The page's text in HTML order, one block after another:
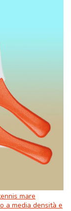
mare
a media densità e